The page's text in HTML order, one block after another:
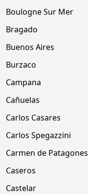
Boulogne Sur Mer
Bragado
Buenos Aires
Burzaco
Campana
Cañuelas
Carlos Casares
Carlos Spegazzini
Carmen de Patagones
Caseros
Castelar